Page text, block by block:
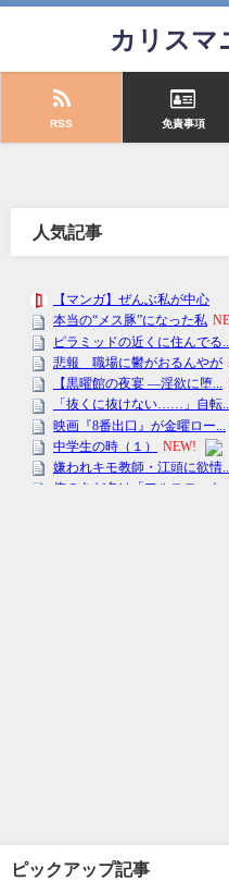
カリスマ
RSS 免責事項
人気記事
ピックアップ記事